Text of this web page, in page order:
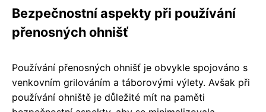
Bezpečnostní aspekty při používání
přenosných ohnišť
Používání přenosných ohnišť je obvykle spojováno s
venkovním grilováním a táborovými výlety. Avšak při
používání ohniště je důležité mít na paměti